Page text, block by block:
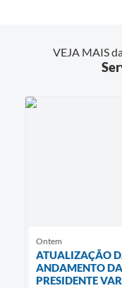
VEJA MAIS
Ontem
ATUALIZAÇÃO
ANDAMENTO
PRESIDENTE